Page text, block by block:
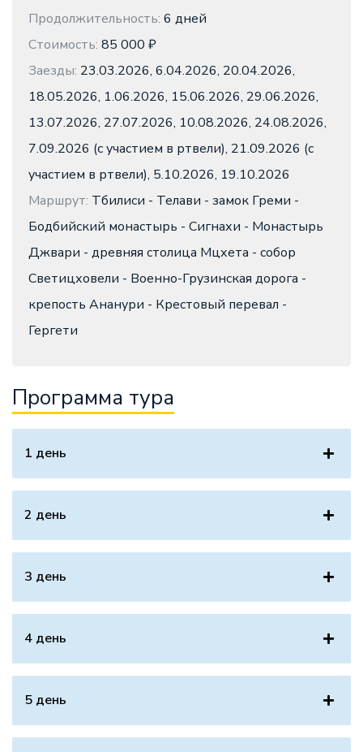
Продолжительность: 6 дней
Стоимость: 85 000 ₽
Заезды: 23.03.2026, 6.04.2026, 20.04.2026,
18.05.2026, 1.06.2026, 15.06.2026, 29.06.2026,
13.07.2026, 27.07.2026, 10.08.2026, 24.08.2026,
7.09.2026 (с участием в ртвели), 21.09.2026 (с
участием в ртвели), 5.10.2026, 19.10.2026
Маршрут: Тбилиси - Телави - замок Греми -
Бодбийский монастырь - Сигнахи - Монастырь
Джвари - древняя столица Мцхета - собор
Светицховели - Военно-Грузинская дорога -
крепость Ананури - Крестовый перевал -
Гергети
Программа тура
1 день
2 день
3 день
4 день
5 день